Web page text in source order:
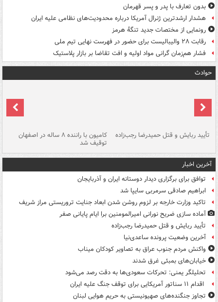
بدون تعارف با پدر و پسر قهرمان
هشدار ارشدترین ژنرال آمریکا درباره محدودیت‌های نظامی علیه ایران
رونمایی از مختصات جدید تنگۀ هرمز
رقابت ۲۸ والیبالیست برای حضور در فهرست نهایی تیم ملی
فشار هم‌زمان گرانی مواد اولیه و افت تقاضا بر بازار پلاستیک
حوادث
تأیید ربایش و قتل حمیدرضا رجب‌زاده کامیون با راننده ۸ ساله در اصفهان
توقیف شد
آخرین اخبار
توافق برای برگزاری دیدار دوستانه ایران و آذربایجان
ابراهیم صادقی سرمربی سایپا شد
تاکید وزارت خارجه بر لزوم روشن شدن ابعاد جنایت تروریستی مراز شریف
آماده سازی ضریح نورانی امیرالمومنین برا ایام پایانی صفر
تأیید ربایش و قتل حمیدرضا رجب‌زاده
آخرین وضعیت پرونده ساعدی‌نیا
واکنش مردم جنوب عراق به تصاویر کودکان میناب
خیابان‌های بمبئی غرق شدند
تحلیلگر یمنی: تحرکات سعودی‌ها به دقت رصد می‌شود
اقدام ۱۱ سناتور آمریکایی برای توقف جنگ علیه ایران
تجاوز جنگنده‌های صهیونیستی به حریم هوایی لبنان